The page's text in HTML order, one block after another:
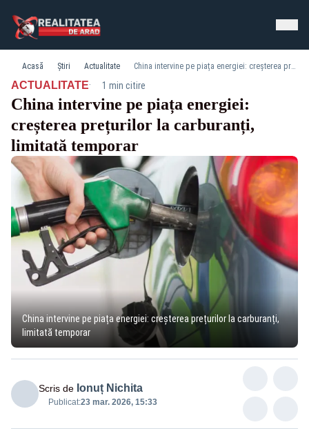
Acasă Știri Actualitate China intervine pe piața energiei: creșterea prețurilor la carburanți, limitată temporar
ACTUALITATE· 1 min citire
China intervine pe piața energiei:
creșterea prețurilor la carburanți,
limitată temporar
China intervine pe piața energiei: creșterea prețurilor la carburanți,
limitată temporar
Scris de Ionuț Nichita
Publicat:23 mar. 2026, 15:33